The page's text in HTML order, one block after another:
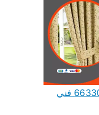
تركيب ستائر السالمي 66330441 فني